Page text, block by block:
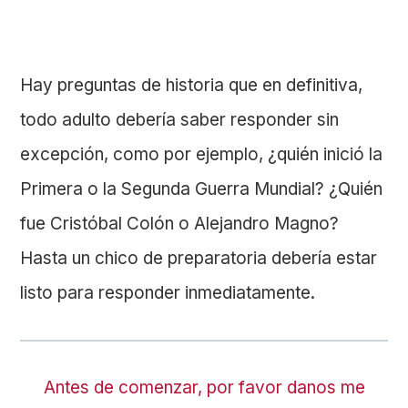
Hay preguntas de historia que en definitiva,
todo adulto debería saber responder sin
excepción, como por ejemplo, ¿quién inició la
Primera o la Segunda Guerra Mundial? ¿Quién
fue Cristóbal Colón o Alejandro Magno?
Hasta un chico de preparatoria debería estar
listo para responder inmediatamente.
Antes de comenzar, por favor danos me